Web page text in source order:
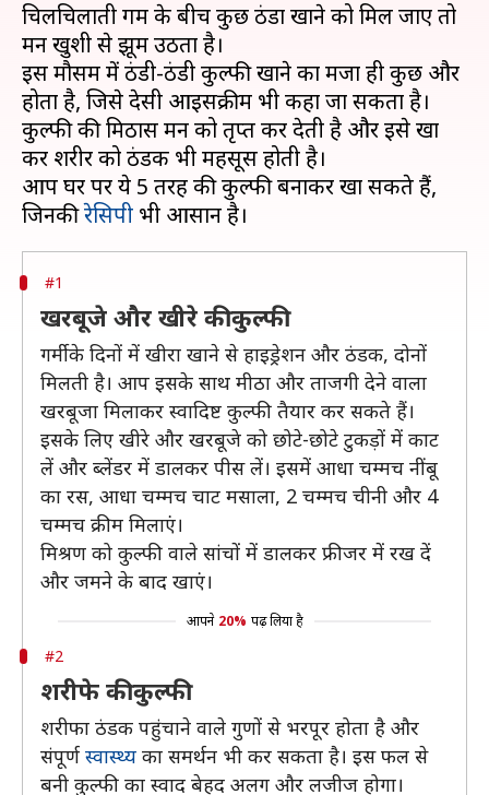
चिलचिलाती गर्मी के बीच कुछ ठंडा खाने को मिल जाए तो
मन खुशी से झूम उठता है।
इस मौसम में ठंडी-ठंडी कुल्फी खाने का मजा ही कुछ और
होता है, जिसे देसी आइसक्रीम भी कहा जा सकता है।
कुल्फी की मिठास मन को तृप्त कर देती है और इसे खा
कर शरीर को ठंडक भी महसूस होती है।
आप घर पर ये 5 तरह की कुल्फी बनाकर खा सकते हैं,
जिनकीरेसिपी
#1
खरबूजे और खीरे की कुल्फी
गर्मी के दिनों में खीरा खाने से हाइड्रेशन और ठंडक, दोनों
मिलती है। आप इसके साथ मीठा और ताजगी देने वाला
खरबूजा मिलाकर स्वादिष्ट कुल्फी तैयार कर सकते हैं।
इसके लिए खीरे और खरबूजे को छोटे-छोटे टुकड़ों में काट
लें और ब्लेंडर में डालकर पीस लें। इसमें आधा चम्मच नींबू
का रस, आधा चम्मच चाट मसाला, 2 चम्मच चीनी और 4
चम्मच क्रीम मिलाएं।
मिश्रण को कुल्फी वाले सांचों में डालकर फ्रीजर में रख दें
और जमने के बाद खाएं।
आपने 20% पढ़ लिया है
#2
शरीफे की कुल्फी
शरीफा ठंडक पहुंचाने वाले गुणों से भरपूर होता है और
संपूर्ण स्वास्थ्य का समर्थन भी कर सकता है। इस फल से
बनी कुल्फी का स्वाद बेहद अलग और लजीज होगा।